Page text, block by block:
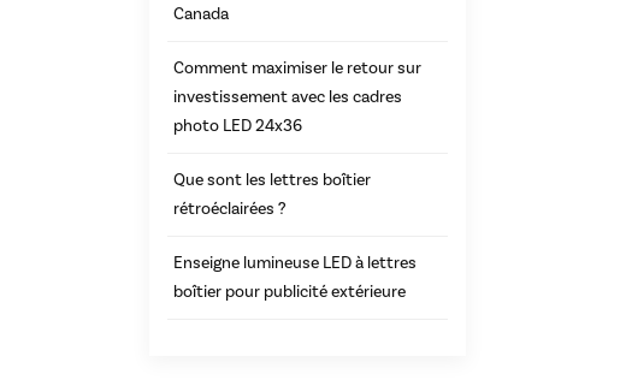
Canada
Comment maximiser le retour sur
investissement avec les cadres
photo LED 24x36
Que sont les lettres boîtier
rétroéclairées ?
Enseigne lumineuse LED à lettres
boîtier pour publicité extérieure